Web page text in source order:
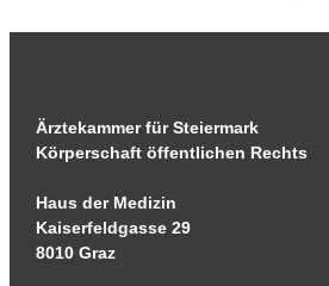
Ärztekammer für Steiermark
Körperschaft öffentlichen Rechts
Haus der Medizin
Kaiserfeldgasse 29
8010 Graz